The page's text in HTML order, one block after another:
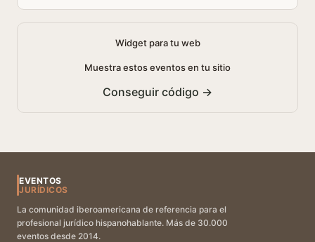
Widget para tu web
Muestra estos eventos en tu sitio
Conseguir código →
EVENTOS
JURÍDICOS
La comunidad iberoamericana de referencia para el
profesional jurídico hispanohablante. Más de 30.000
eventos desde 2014.